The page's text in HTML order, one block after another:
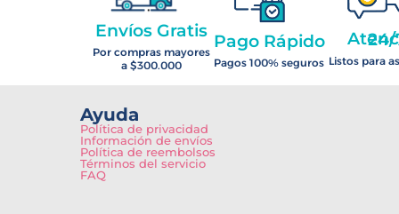
Envíos Gratis
Por compras mayores
a $300.000
Pago Rápido
Pagos 100% seguros
Atención
Listos para
Ayuda
Política de privacidad
Información de envíos
Política de reembolsos
Términos del servicio
FAQ